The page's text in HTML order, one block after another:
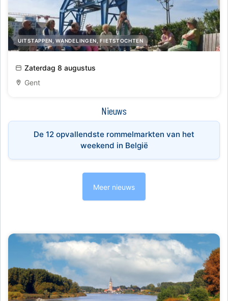
UITSTAPPEN, WANDELINGEN, FIETSTOCHTEN
De oude havenbuurt herleeft
Zaterdag 8 augustus
Gent
Nieuws
De 12 opvallendste rommelmarkten van het
weekend in België
Meer nieuws